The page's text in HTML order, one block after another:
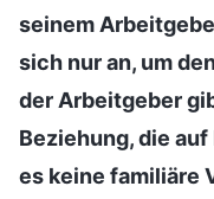
seinem
sich nur an, um
der Arbeitgeber
Beziehung, die
es keine familiäre